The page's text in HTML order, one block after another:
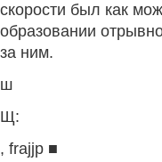
скорости был как
образовании
за ним.
ш
Щ:
, frajjp ■